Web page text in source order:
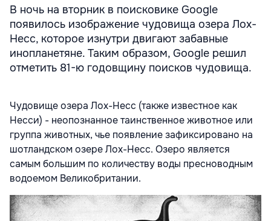
В ночь на вторник в поисковике Google
появилось изображение чудовища озера Лох-
Несс, которое изнутри двигают забавные
инопланетяне. Таким образом, Google решил
отметить 81-ю годовщину поисков чудовища.
Чудовище озера Лох-Несс (также известное как
Несси) - неопознанное таинственное животное или
группа животных, чье появление зафиксировано на
шотландском озере Лох-Несс. Озеро является
самым большим по количеству воды пресноводным
водоемом Великобритании.